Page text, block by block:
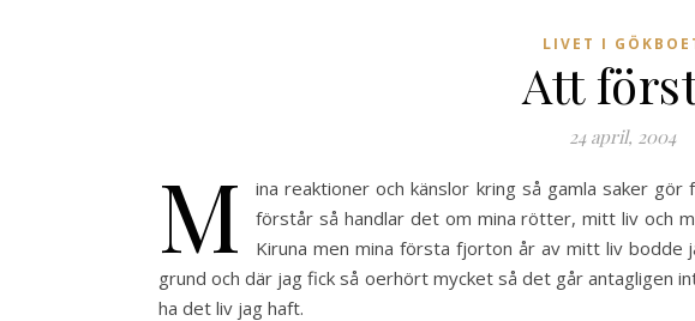
LIVET I
Att
24 april, 2004
m
ina reaktioner och känslor kring så gamla saker
förstår så handlar det om mina rötter, mitt liv och
Kiruna men mina första fjorton år av mitt liv bodde
grund och där jag fick så oerhört mycket så det går antagligen
ha det liv jag haft.